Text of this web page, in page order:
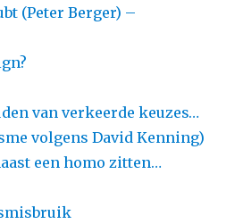
(Peter Berger) –
van verkeerde keuzes…
volgens David Kenning)
een homo zitten…